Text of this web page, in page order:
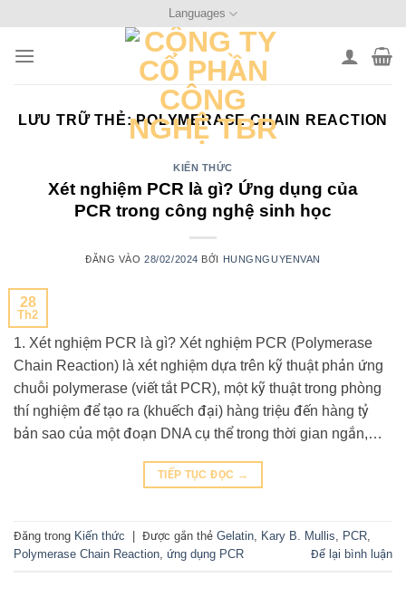
nội
Languages
LƯU TRỮ THẺ:POLYMERASE CHAIN REACTION
KIẾN THỨC
Xét nghiệm PCR là gì? Ứng dụng của
PCR trong công nghệ sinh học
ĐĂNG VÀO28/02/2024 BỞI HUNGNGUYENVAN
28
Th2
1. Xét nghiệm PCR là gì? Xét nghiệm PCR (Polymerase
Chain Reaction) là xét nghiệm dựa trên kỹ thuật phản ứng
chuỗi polymerase (viết tắt PCR), một kỹ thuật trong phòng
thí nghiệm để tạo ra (khuếch đại) hàng triệu đến hàng tỷ
bản sao của một đoạn DNA cụ thể trong thời gian ngắn,…
TIẾP TỤC ĐỌC →
Đăng trong Kiến thức Được gắn thẻ Gelatin Kary B. Mullis PCR
Polymerase Chain Reaction ứng dụng PCR Để lại bình luận